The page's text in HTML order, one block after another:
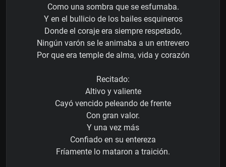
Como una sombra que se esfumaba.
Y en el bullicio de los bailes esquineros
Donde el coraje era siempre respetado,
Ningún varón se le animaba a un entrevero
Por que era temple de alma, vida y corazón
Recitado:
Altivo y valiente
Cayó vencido peleando de frente
Con gran valor.
Y una vez más
Confiado en su entereza
Fríamente lo mataron a traición.